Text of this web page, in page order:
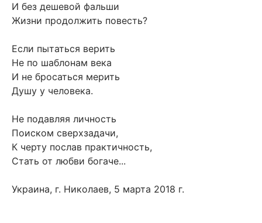
И без дешевой фальши
Жизни продолжить повесть?
Если пытаться верить
Не по шаблонам века
И не бросаться мерить
Душу у человека.
Не подавляя личность
Поиском сверхзадачи,
К черту послав практичность,
Стать от любви богаче...
Украина, г. Николаев, 5 марта 2018 г.